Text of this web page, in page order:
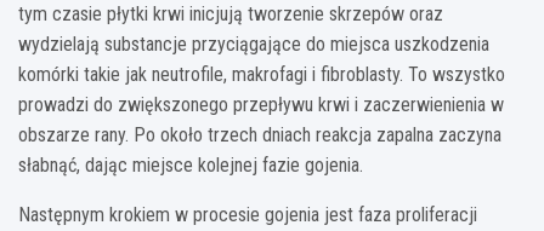
tym czasie płytki krwi inicjują tworzenie skrzepów oraz
wydzielają substancje przyciągające do miejsca uszkodzenia
komórki takie jak neutrofile, makrofagi i fibroblasty. To wszystko
prowadzi do zwiększonego przepływu krwi i zaczerwienienia w
obszarze rany. Po około trzech dniach reakcja zapalna zaczyna
słabnąć, dając miejsce kolejnej fazie gojenia.
Następnym krokiem w procesie gojenia jest faza proliferacji